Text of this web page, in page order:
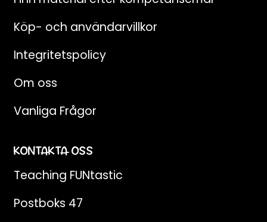
Köp- och användarvillkor
Integritetspolicy
Om oss
Vanliga Frågor
KONTAKTA OSS
Teaching FUNtastic
Postboks 47